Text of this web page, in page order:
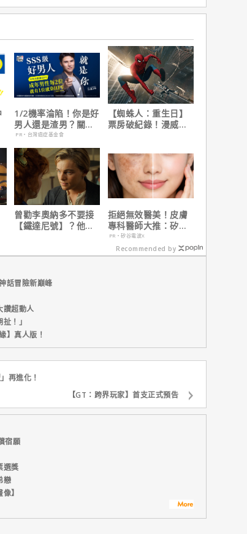
1/2機率淪陷！你是好
男人還是渣男？關鍵
在這
PR・台灣癌症基金會
【蜘蛛人：重生日】
票房破紀錄！漫威總
曾勸李奧納多不要接
【鐵達尼號】？他
拒絕無效醫美！皮膚
專科醫師大推：矽谷
電波 X 讓肌膚由內而
外更強韌
PR・矽谷電波X
Recommended by
話冒險新巔峰
讚超動人
！」
】真人版！
再進化！
【GT：跨界玩家】首支正式預告
宿願
選獎
戀
】